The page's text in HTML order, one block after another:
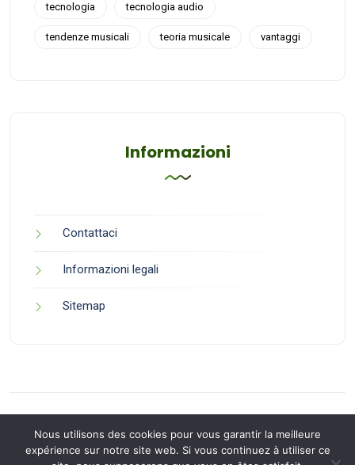
tecnologia tecnologia audio
tendenze musicali teoria musicale vantaggi
Informazioni
Contattaci
Informazioni legali
Sitemap
Nous utilisons des cookies pour vous garantir la meilleure
expérience sur notre site web. Si vous continuez à utiliser ce